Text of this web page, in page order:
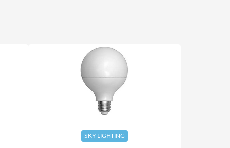
SKY LIGHTING